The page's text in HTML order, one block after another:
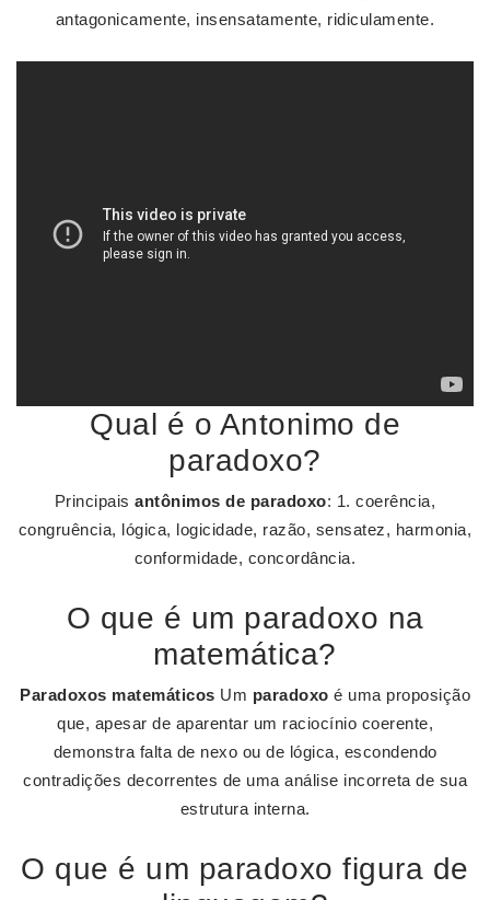
antagonicamente, insensatamente, ridiculamente.
Qual é o Antonimo de
paradoxo?
Principaisantônimos de paradoxo: 1. coerência,
congruência, lógica, logicidade, razão, sensatez, harmonia,
conformidade, concordância.
O que é um paradoxo na
matemática?
Paradoxos matemáticos Um paradoxo é uma proposição
que, apesar de aparentar um raciocínio coerente,
demonstra falta de nexo ou de lógica, escondendo
contradições decorrentes de uma análise incorreta de sua
estrutura interna.
O que é um paradoxo figura de